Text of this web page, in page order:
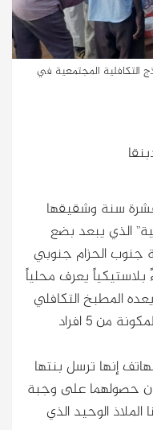
التكافلية المجتمعية في
عشرة سنة وشقيقها
الذي يبعد بضع
جنوب الحزام جنوبي
يعرف محلياً
المطبخ التكافلي
بالحي من وجبه تسد بها اسرتها المكونة من 5 افراد
إنها ترسل بنتها
حصولهما على وجبة
الوحيد الذي